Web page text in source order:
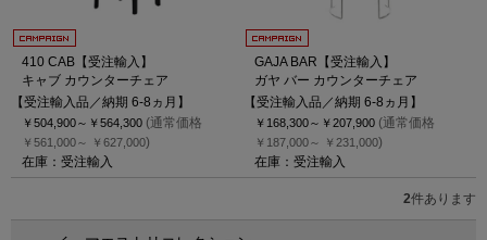
410 CAB【受注輸入】
キャブ カウンターチェア
【受注輸入品／納期 6-8ヵ月】
￥504,900～ ￥564,300 (通常価格
￥561,000～ ￥627,000)
在庫：受注輸入
GAJA BAR【受注輸入】
ガヤ バー カウンターチェア
【受注輸入品／納期 6-8ヵ月】
￥168,300～ ￥207,900 (通常価格
￥187,000～ ￥231,000)
在庫：受注輸入
2件あります